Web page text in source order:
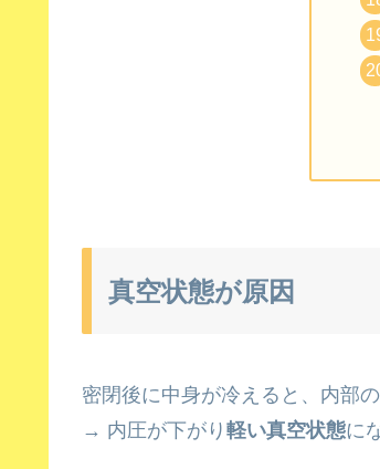
真空状態が原因
密閉後に中身が冷えると、内部の
→ 内圧が下がり 軽い真空状態に